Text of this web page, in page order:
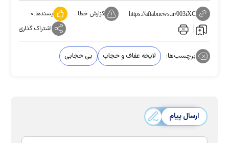
https://aftabnews.ir/003iXC گزارش خطا پسندها:۰
اشتراک گذاری
برچسب‌ها: لایحه عفاف و حجاب بی حجابی
ارسال پیام